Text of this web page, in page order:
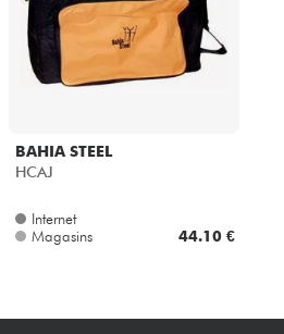
BAHIA STEEL
HCAJ
Internet
Magasins
44.10 €